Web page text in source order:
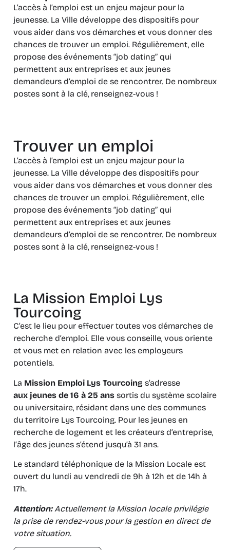
L’accès à l’emploi est un enjeu majeur pour la
jeunesse. La Ville développe des dispositifs pour
vous aider dans vos démarches et vous donner des
chances de trouver un emploi. Régulièrement, elle
propose des événements “job dating” qui
permettent aux entreprises et aux jeunes
demandeurs d’emploi de se rencontrer. De nombreux
postes sont à la clé, renseignez-vous !
Trouver un emploi
L’accès à l’emploi est un enjeu majeur pour la
jeunesse. La Ville développe des dispositifs pour
vous aider dans vos démarches et vous donner des
chances de trouver un emploi. Régulièrement, elle
propose des événements “job dating” qui
permettent aux entreprises et aux jeunes
demandeurs d’emploi de se rencontrer. De nombreux
postes sont à la clé, renseignez-vous !
La Mission Emploi Lys
Tourcoing
C’est le lieu pour effectuer toutes vos démarches de
recherche d’emploi. Elle vous conseille, vous oriente
et vous met en relation avec les employeurs
potentiels.
La Mission Emploi Lys Tourcoing s’adresse
aux jeunes de 16 à 25 ans sortis du système scolaire
ou universitaire, résidant dans une des communes
du territoire Lys Tourcoing. Pour les jeunes en
recherche de logement et les créateurs d’entreprise,
l’âge des jeunes s’étend jusqu’à 31 ans.
Le standard téléphonique de la Mission Locale est
ouvert du lundi au vendredi de 9h à 12h et de 14h à
17h.
Attention:Actuellement la Mission locale privilégie
la prise de rendez-vous pour la gestion en direct de
votre situation.